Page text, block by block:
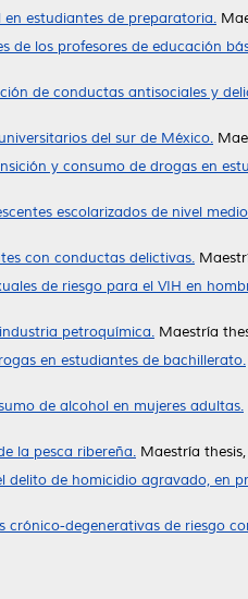
estudiantes de preparatoria.
de los profesores de educación
de conductas antisociales y
del sur de México.
y consumo de drogas en
escolarizados de nivel
con conductas delictivas.
de riesgo para el VIH en
petroquímica. Maestría
en estudiantes de bachillerato.
de alcohol en mujeres adultas.
la pesca ribereña. Maestría
delito de homicidio agravado, en
degenerativas de riesgo